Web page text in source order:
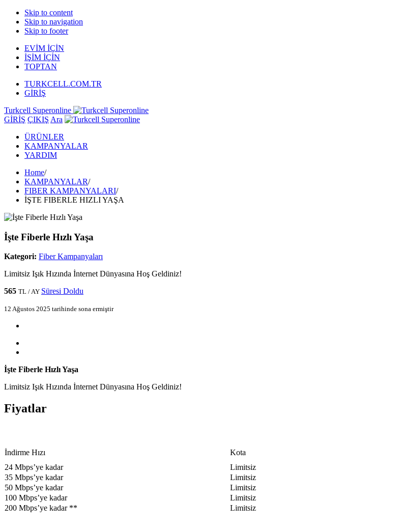
Skip to content
Skip to navigation
Skip to footer
EVİM İÇİN
İŞİM İÇİN
TOPTAN
TURKCELL.COM.TR
GİRİŞ
Turkcell Superonline
GİRİŞ ÇIKIŞ Ara
ÜRÜNLER
KAMPANYALAR
YARDIM
Home/
KAMPANYALAR/
FIBER KAMPANYALARI/
İŞTE FIBERLE HIZLI YAŞA
İşte Fiberle Hızlı Yaşa
Kategori: Fiber Kampanyaları
Limitsiz Işık Hızında İnternet Dünyasına Hoş Geldiniz!
565 TL / AY Süresi Doldu
12 Ağustos 2025 tarihinde sona ermiştir
İşte Fiberle Hızlı Yaşa
Limitsiz Işık Hızında İnternet Dünyasına Hoş Geldiniz!
Fiyatlar
​​İndirme ​Hızı ​​Kota​
​24 Mbps​’ye kadar
​Limitsiz​
35 Mbps​’ye kadar​
​​Limitsiz
​50 Mbps​’ye kadar
​​Limitsiz
​100 Mbps’ye kadar
​​Limitsiz
​​200 Mbps’ye kadar **
​​Limitsiz